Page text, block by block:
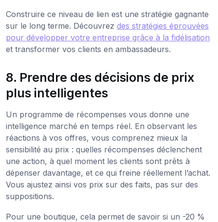
Construire ce niveau de lien est une stratégie gagnante
sur le long terme. Découvrez des stratégies éprouvées
pour développer votre entreprise grâce à la fidélisation
et transformer vos clients en ambassadeurs.
8. Prendre des décisions de prix
plus intelligentes
Un programme de récompenses vous donne une
intelligence marché en temps réel. En observant les
réactions à vos offres, vous comprenez mieux la
sensibilité au prix : quelles récompenses déclenchent
une action, à quel moment les clients sont prêts à
dépenser davantage, et ce qui freine réellement l’achat.
Vous ajustez ainsi vos prix sur des faits, pas sur des
suppositions.
Pour une boutique, cela permet de savoir si un -20 %